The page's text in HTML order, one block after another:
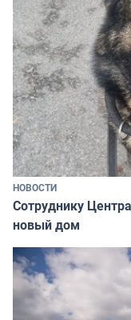
НОВОСТИ
Сотруднику
новый дом